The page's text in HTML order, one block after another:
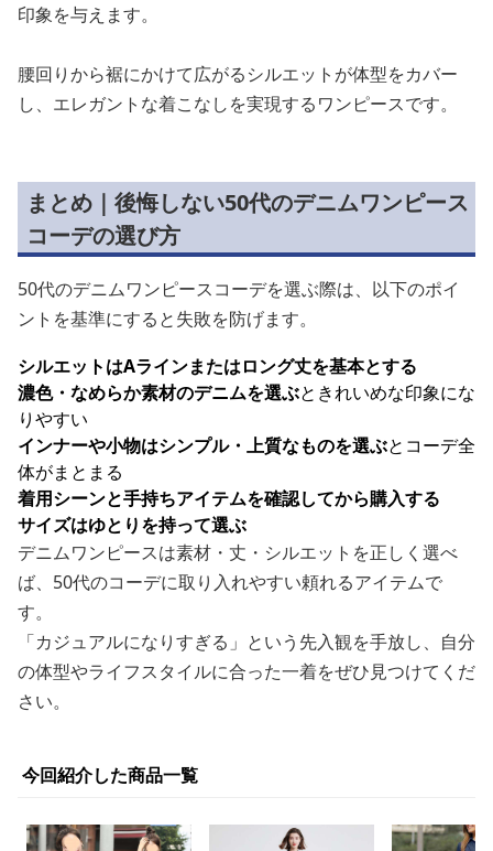
印象を与えます。
腰回りから裾にかけて広がるシルエットが体型をカバー
し、エレガントな着こなしを実現するワンピースです。
まとめ｜後悔しない50代のデニムワンピース
コーデの選び方
50代のデニムワンピースコーデを選ぶ際は、以下のポイ
ントを基準にすると失敗を防げます。
シルエットはAラインまたはロング丈を基本とする
濃色・なめらか素材のデニムを選ぶときれいめな印象にな
りやすい
インナーや小物はシンプル・上質なものを選ぶとコーデ全
体がまとまる
着用シーンと手持ちアイテムを確認してから購入する
サイズはゆとりを持って選ぶ
デニムワンピースは素材・丈・シルエットを正しく選べ
ば、50代のコーデに取り入れやすい頼れるアイテムで
す。
「カジュアルになりすぎる」という先入観を手放し、自分
の体型やライフスタイルに合った一着をぜひ見つけてくだ
さい。
今回紹介した商品一覧